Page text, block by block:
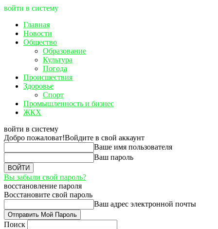
войти в систему
Главная
Новости
Общество
Образование
Культура
Погода
Происшествия
Здоровье
Спорт
Промышленность и бизнес
ЖКХ
войти в систему
Добро пожаловат!Войдите в свой аккаунт
Ваше имя пользователя
Ваш пароль
Вы забыли свой пароль?
восстановление пароля
Восстановите свой пароль
Ваш адрес электронной почты
Поиск